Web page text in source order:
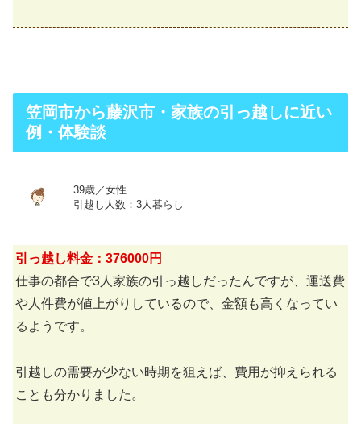
笠岡市から藤沢市・家族の引っ越しに近い
例・体験談
39歳／女性
引越し人数：3人暮らし
引っ越し料金：376000円
仕事の都合で3人家族の引っ越しだったんですが、運送費
や人件費が値上がりしているので、金額も高くなってい
るようです。
引越しの需要が少ない時期を狙えば、費用が抑えられる
ことも分かりました。